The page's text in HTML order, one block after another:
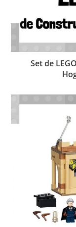
Set de